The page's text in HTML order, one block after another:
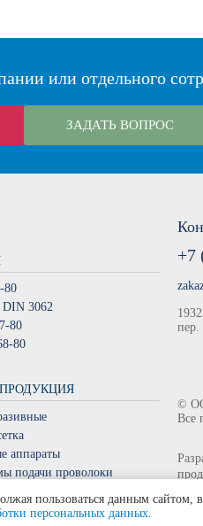
или отдельного
ЗАДАТЬ ВОПРОС
80
3062
80
80
аппараты
подачи проволоки
сварной
+7
пер.
©
Все
пользоваться данным сайтом,
персональных данных.